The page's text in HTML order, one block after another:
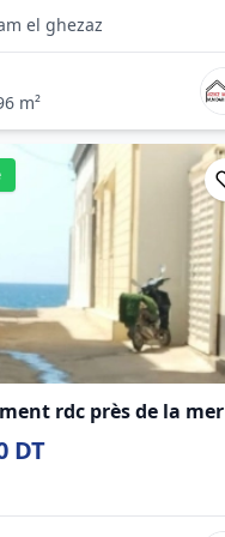
el ghezaz
m²
rdc près de la mer
DT